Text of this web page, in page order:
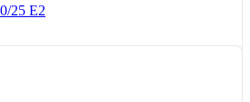
25 Е2